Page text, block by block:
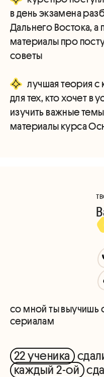
в день экзамена
Дальнего Востока,
материалы про
советы
лучшая теория с
для тех, кто хочет в
изучить важные
материалы курса
со мной ты
сериалам
22 ученика
каждый 2-ой